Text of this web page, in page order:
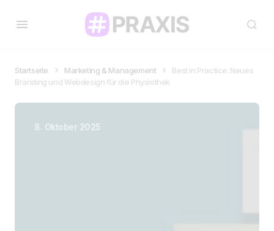
Startseite Marketing & Management
Best in Practice: Neues
Branding und Webdesign für die Physiothek
8. Oktober 2025